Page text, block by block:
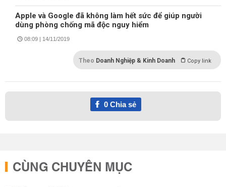
Apple và Google đã không làm hết sức để giúp người
dùng phòng chống mã độc nguy hiểm
08:09 | 14/11/2019
Theo Doanh Nghiệp & Kinh Doanh Copy link
0Chia sẻ
CÙNG CHUYÊN MỤC